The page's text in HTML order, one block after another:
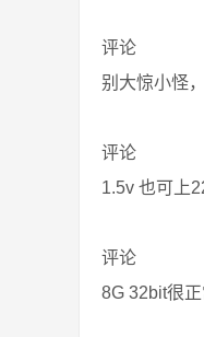
评论
别大惊小怪
评论
1.5v 也可上
评论
8G 32bit很